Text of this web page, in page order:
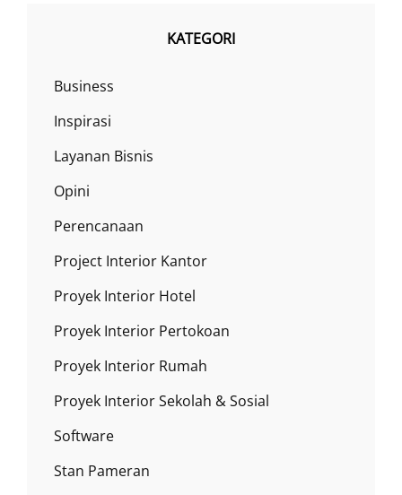
KATEGORI
Business
Inspirasi
Layanan Bisnis
Opini
Perencanaan
Project Interior Kantor
Proyek Interior Hotel
Proyek Interior Pertokoan
Proyek Interior Rumah
Proyek Interior Sekolah & Sosial
Software
Stan Pameran